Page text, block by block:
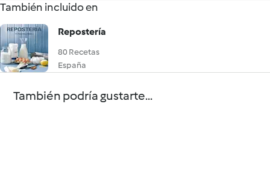
También incluido en
Repostería
80 Recetas
España
También podría gustarte...